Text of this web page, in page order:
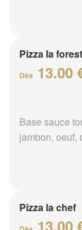
Pizza la
Dès 13.00
Base sauce
jambon, oeuf,
Pizza la chef
13.00